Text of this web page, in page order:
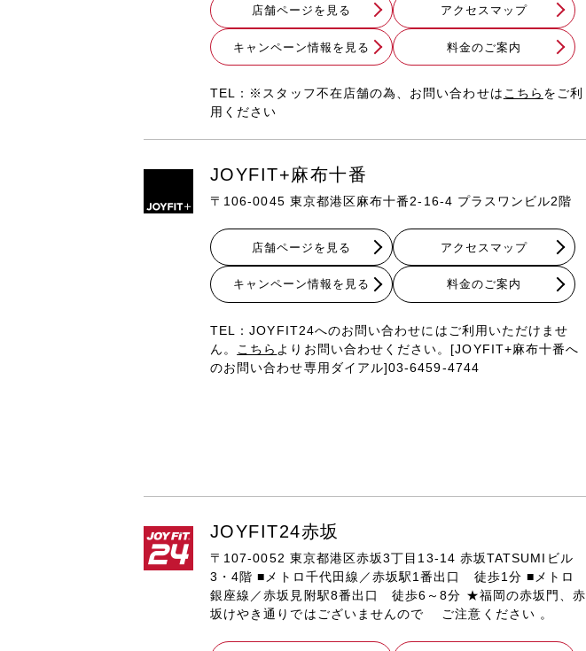
店舗ページを見る アクセスマップ
キャンペーン情報を見る 料⾦のご案内
TEL：※スタッフ不在店舗の為、お問い合わせは こちら をご利
用ください
JOYFIT+麻布十番
〒106-0045 東京都港区麻布十番2-16-4 プラスワンビル2階
店舗ページを見る アクセスマップ
キャンペーン情報を見る 料⾦のご案内
TEL：JOYFIT24へのお問い合わせにはご利用いただけませ
ん。
こちら よりお問い合わせください。[JOYFIT+麻布十番へ
のお問い合わせ専用ダイアル]03-6459-4744
JOYFIT24赤坂
〒107-0052 東京都港区赤坂3丁目13-14 赤坂TATSUMIビル
3・4階 ■メトロ千代田線／赤坂駅1番出口 徒歩1分 ■メトロ
銀座線／赤坂見附駅8番出口 徒歩6～8分 ★福岡の赤坂門、赤
坂けやき通りではございませんので ご注意ください 。